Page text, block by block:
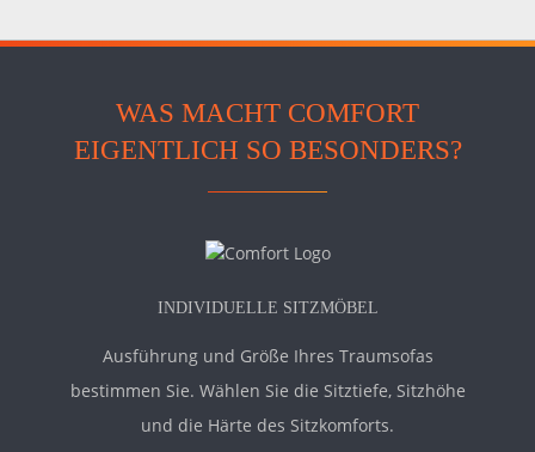
WAS MACHT COMFORT
EIGENTLICH SO BESONDERS?
INDIVIDUELLE SITZMÖBEL
Ausführung und Größe Ihres Traumsofas
bestimmen Sie. Wählen Sie die Sitztiefe, Sitzhöhe
und die Härte des Sitzkomforts.